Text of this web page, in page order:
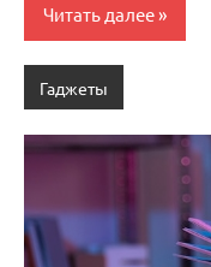
Читать далее
Гаджеты